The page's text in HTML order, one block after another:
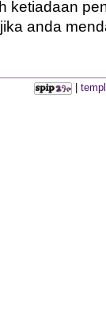
ketiadaan
anda